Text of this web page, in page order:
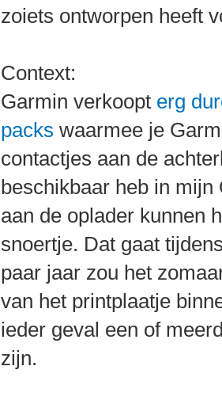
zoiets ontworpen heeft
Context:
Garmin verkoopt erg
packs waarmee je
contactjes aan de
beschikbaar heb in
aan de oplader kunnen
snoertje. Dat gaat
paar jaar zou het
van het printplaatje
ieder geval een of
zijn.